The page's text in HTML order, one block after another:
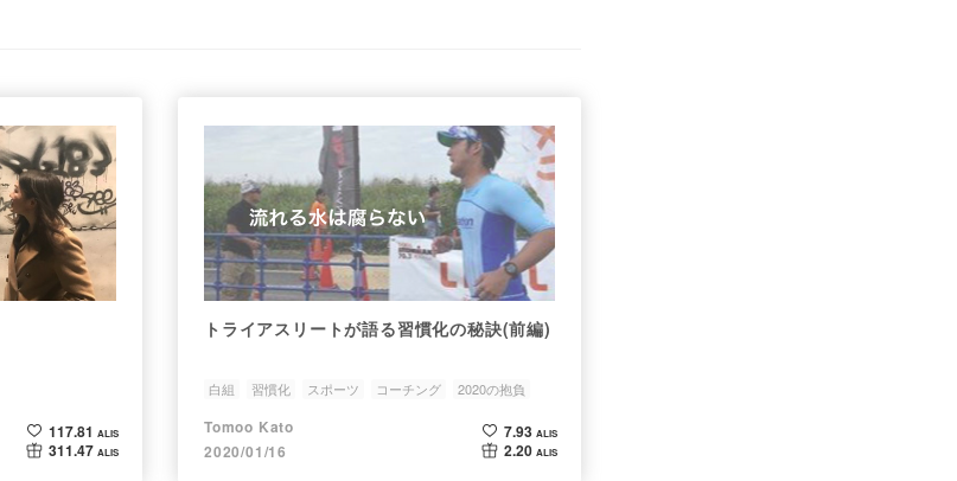
117.81 ALIS
311.47 ALIS
トライアスリートが語る習慣化の秘訣(前編)
白組 習慣化 スポーツ コーチング 2020の抱負
Tomoo Kato
2020/01/16
7.93 ALIS
2.20 ALIS